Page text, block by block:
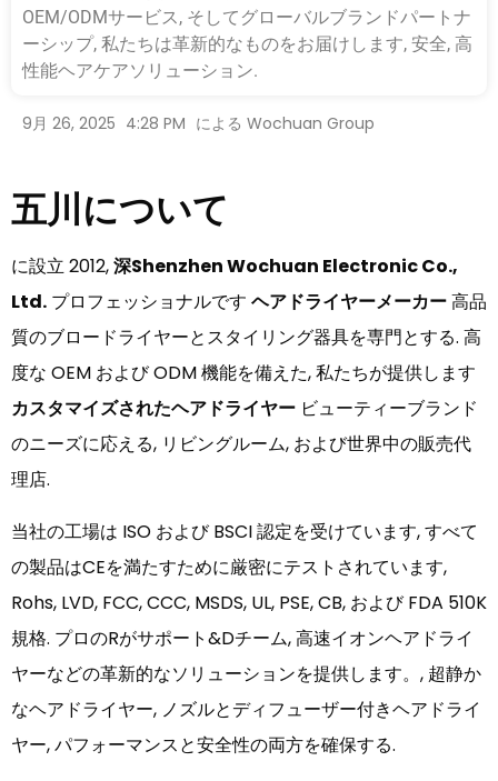
OEM/ODMサービス, そしてグローバルブランドパートナ
ーシップ, 私たちは革新的なものをお届けします, 安全, 高
性能ヘアケアソリューション.
9月 26, 2025 4:28 PM による Wochuan Group
五川について
に設立 2012,深Shenzhen Wochuan Electronic Co.,
Ltd. プロフェッショナルです ヘアドライヤーメーカー高品
質のブロードライヤーとスタイリング器具を専門とする. 高
度な OEM および ODM 機能を備えた, 私たちが提供します
カスタマイズされたヘアドライヤー ビューティーブランド
のニーズに応える, リビングルーム, および世界中の販売代
理店.
当社の工場は ISO および BSCI 認定を受けています, すべて
の製品はCEを満たすために厳密にテストされています,
Rohs, LVD, FCC, CCC, MSDS, UL, PSE, CB, および FDA 510K
規格. プロのRがサポート&Dチーム, 高速イオンヘアドライ
ヤーなどの革新的なソリューションを提供します。, 超静か
なヘアドライヤー, ノズルとディフューザー付きヘアドライ
ヤー, パフォーマンスと安全性の両方を確保する.